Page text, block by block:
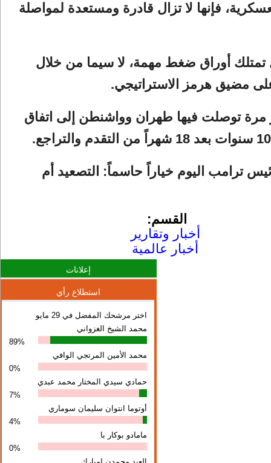
فإنها لا تزال قادرة ومستعدة لمواصلة
تمتلك أوراق ضغط مهمة، لا سيما من خلال
مضيق هرمز الاستراتيجي.
مرة توصلت فيها طهران وواشنطن إلى اتفاق
ترامب اليوم خياراً حاسماً: التصعيد أم
القسم:
أخبار وتقارير
أخبار عالمية
إعلانات
استطلاع رأي
اختر مرشحك المفضل في 29 مايو
محمد الشيخ الغزواني
89%
محمد الأمين المرتجي الوافي
0%
حمادي سيدي المختار محمد عبدي
7%
أوتوما انتوان سلیمان سوماري
4%
مامادو بوكار با
0%